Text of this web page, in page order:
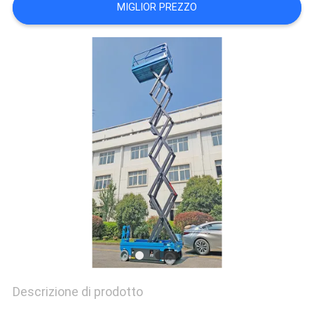
MAPPA
MIGLIOR PREZZO
Descrizione di prodotto